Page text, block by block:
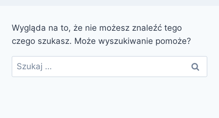
Wygląda na to, że nie możesz znaleźć tego
czego szukasz. Może wyszukiwanie pomoże?
Szukaj: